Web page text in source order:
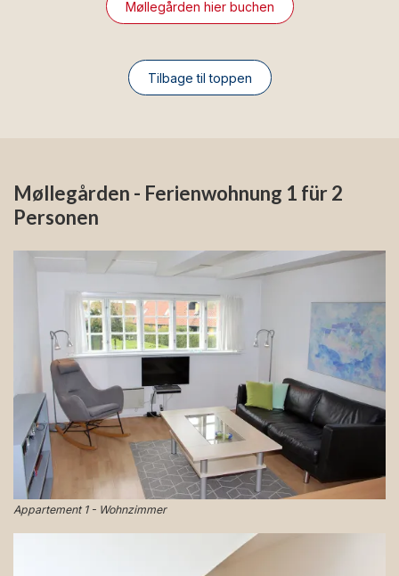
Møllegården hier buchen
Tilbage til toppen
Møllegården - Ferienwohnung 1 für 2
Personen
Appartement 1 - Wohnzimmer